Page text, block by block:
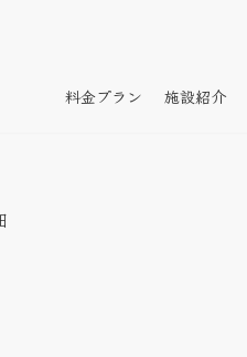
料金プラン 施設紹介